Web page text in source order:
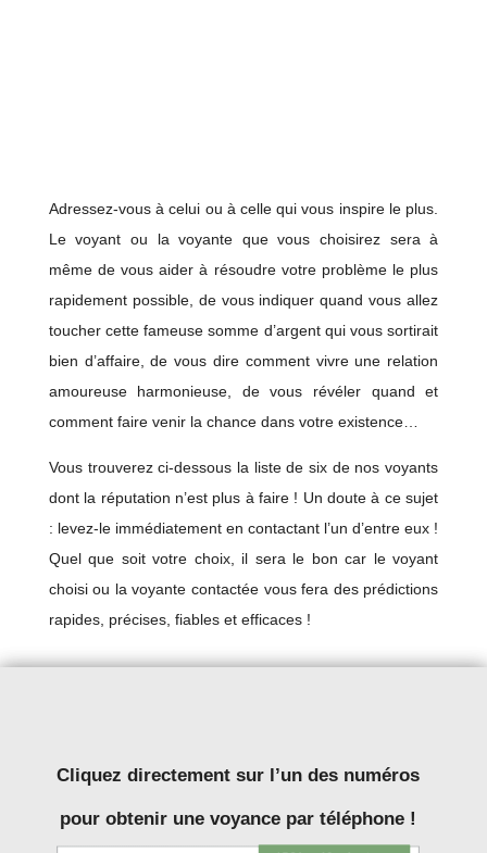
Adressez-vous à celui ou à celle qui vous inspire le plus.
Le voyant ou la voyante que vous choisirez sera à
même de vous aider à résoudre votre problème le plus
rapidement possible, de vous indiquer quand vous allez
toucher cette fameuse somme d’argent qui vous sortirait
bien d’affaire, de vous dire comment vivre une relation
amoureuse harmonieuse, de vous révéler quand et
comment faire venir la chance dans votre existence…
Vous trouverez ci-dessous la liste de six de nos voyants
dont la réputation n’est plus à faire ! Un doute à ce sujet
: levez-le immédiatement en contactant l’un d’entre eux !
Quel que soit votre choix, il sera le bon car le voyant
choisi ou la voyante contactée vous fera des prédictions
rapides, précises, fiables et efficaces !
Cliquez directement sur l’un des numéros
pour obtenir une voyance par téléphone !